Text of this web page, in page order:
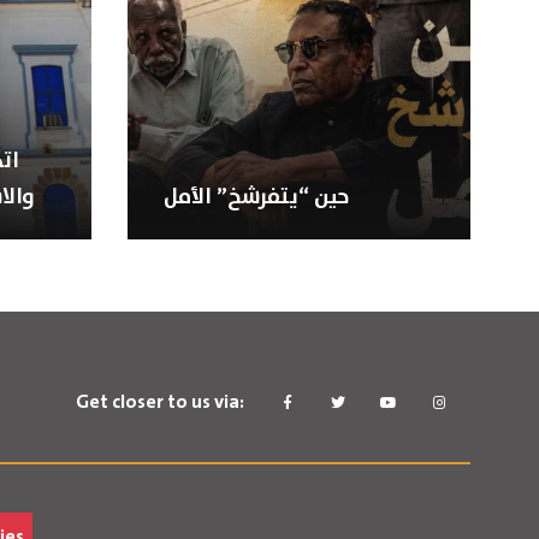
حين “يتفرشخ” الأمل
Get closer to us via: